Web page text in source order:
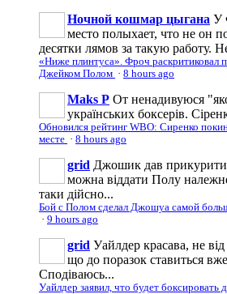
Ночной кошмар цыгана У
место полыхает, что не он
десятки лямов за такую работу.
«Ниже плинтуса». Фроч раскритиковал
Джейком Полом · 8 hours ago
Maks P От ненадивуюся
українських боксерів.
Обновился рейтинг WBO: Сиренко
месте · 8 hours ago
grid Джошик дав
можна віддати Полу
таки дійсно...
Бой с Полом сделал Джошуа самой
· 9 hours ago
grid Уайлдер красава, не від
що до поразок ставиться
Сподіваюсь...
Уайлдер заявил, что будет боксировать